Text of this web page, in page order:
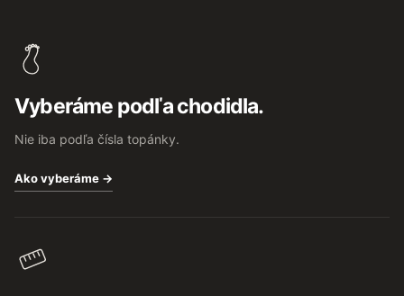
Vyberáme podľa chodidla.
Nie iba podľa čísla topánky.
Ako vyberáme →